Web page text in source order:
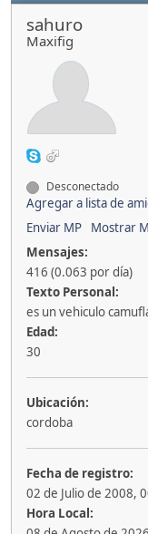
sahuro
Maxifig
Desconectado
Agregar a lista de
Enviar MP
Mostrar
Mensajes:
416 (0.063 por día)
Texto Personal:
es un vehiculo
Edad:
30
Ubicación:
cordoba
Fecha de registro:
02 de Julio de 2008,
Hora Local: